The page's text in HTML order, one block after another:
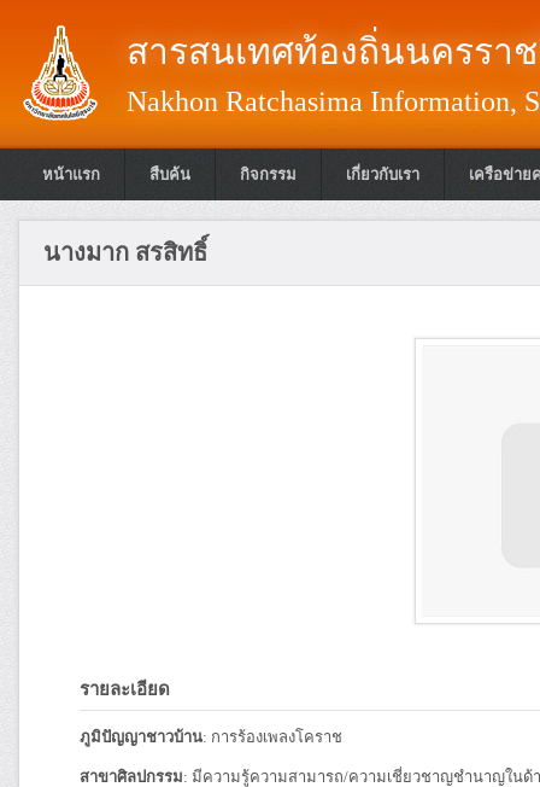
สารสนเทศท้องถิ่นนครรา
Nakhon Ratchasima Information,
หน้าแรก สืบค้น กิจกรรม เกี่ยวกับเรา เครือข่าย
นางมาก สรสิทธิ์
รายละเอียด
ภูมิปัญญาชาวบ้าน: การร้องเพลงโคราช
สาขาศิลปกรรม: มีความรู้ความสามารถ/ความเชี่ยวชาญชำนาญในด้